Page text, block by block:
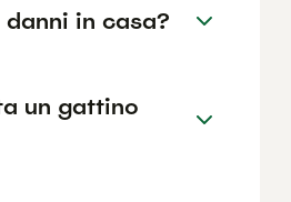
in casa?
un gattino